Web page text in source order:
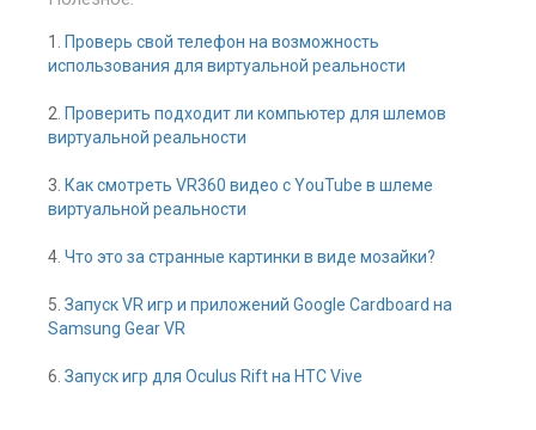
1.
Проверь свой телефон на возможность
использования для виртуальной реальности
2. Проверить подходит ли компьютер для шлемов
виртуальной реальности
3. Как смотреть VR360 видео с YouTube в шлеме
виртуальной реальности
4. Что это за странные картинки в виде мозайки?
5. Запуск VR игр и приложений Google Cardboard на
Samsung Gear VR
6. Запуск игр для Oculus Rift на HTC Vive